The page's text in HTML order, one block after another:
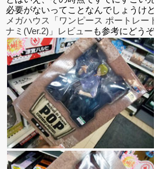
必要がないってことなんでしょうけ
メガハウス「ワンピース ポートレ
ナミ(Ver.2)」レビューも参考にどうぞ